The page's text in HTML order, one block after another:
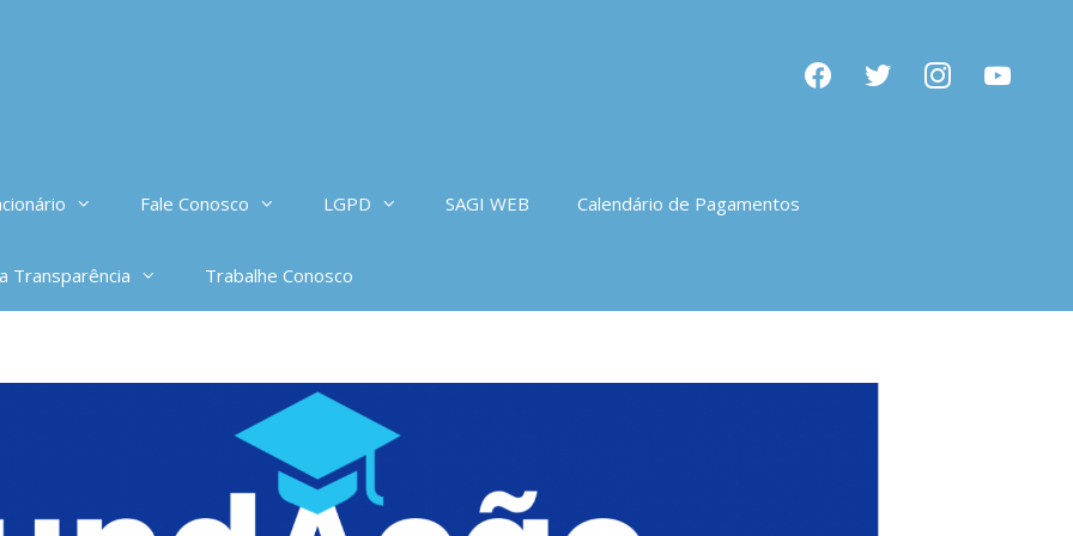
facebooktwitter instagramyoutube
Fale Conosco LGPD SAGI WEB Calendário de Pagamentos
Transparência Trabalhe Conosco